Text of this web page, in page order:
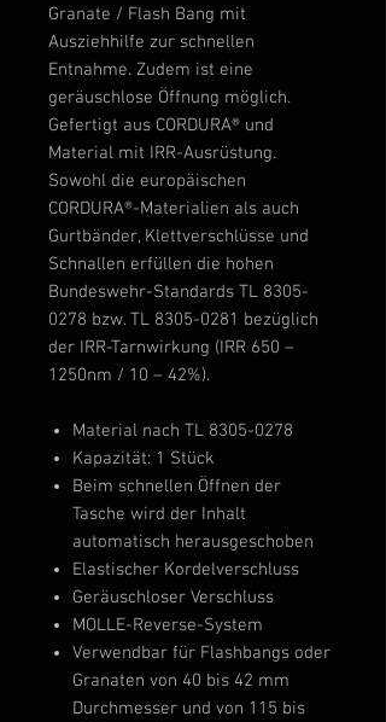
Granate / Flash Bang mit
Ausziehhilfe zur schnellen
Entnahme. Zudem ist eine
geräuschlose Öffnung möglich.
Gefertigt aus CORDURA® und
Material mit IRR-Ausrüstung.
Sowohl die europäischen
CORDURA®-Materialien als auch
Gurtbänder, Klettverschlüsse und
Schnallen erfüllen die hohen
Bundeswehr-Standards TL 8305-
0278 bzw. TL 8305-0281 bezüglich
der IRR-Tarnwirkung (IRR 650 –
1250nm / 10 – 42%).
Material nach TL 8305-0278
Kapazität: 1 Stück
Beim schnellen Öffnen der
Tasche wird der Inhalt
automatisch herausgeschoben
Elastischer Kordelverschluss
Geräuschloser Verschluss
MOLLE-Reverse-System
Verwendbar für Flashbangs oder
Granaten von 40 bis 42 mm
Durchmesser und von 115 bis